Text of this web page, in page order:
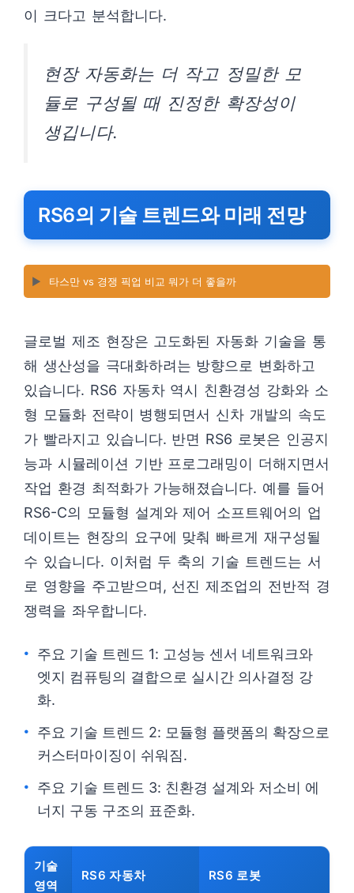
이 크다고 분석합니다.
현장 자동화는 더 작고 정밀한 모
듈로 구성될 때 진정한 확장성이
생깁니다.
RS6의 기술 트렌드와 미래 전망
▶️ 타스만 vs 경쟁 픽업 비교 뭐가 더 좋을까
글로벌 제조 현장은 고도화된 자동화 기술을 통
해 생산성을 극대화하려는 방향으로 변화하고
있습니다. RS6 자동차 역시 친환경성 강화와 소
형 모듈화 전략이 병행되면서 신차 개발의 속도
가 빨라지고 있습니다. 반면 RS6 로봇은 인공지
능과 시뮬레이션 기반 프로그래밍이 더해지면서
작업 환경 최적화가 가능해졌습니다. 예를 들어
RS6-C의 모듈형 설계와 제어 소프트웨어의 업
데이트는 현장의 요구에 맞춰 빠르게 재구성될
수 있습니다. 이처럼 두 축의 기술 트렌드는 서
로 영향을 주고받으며, 선진 제조업의 전반적 경
쟁력을 좌우합니다.
주요 기술 트렌드 1: 고성능 센서 네트워크와
엣지 컴퓨팅의 결합으로 실시간 의사결정 강
화.
주요 기술 트렌드 2: 모듈형 플랫폼의 확장으로
커스터마이징이 쉬워짐.
주요 기술 트렌드 3: 친환경 설계와 저소비 에
너지 구동 구조의 표준화.
기술
영역
RS6 자동차 RS6 로봇